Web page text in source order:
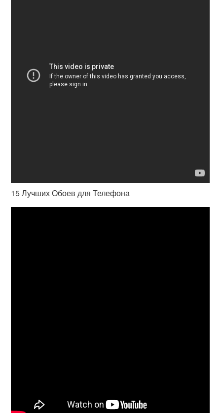
15 Лучших Обоев для Телефона